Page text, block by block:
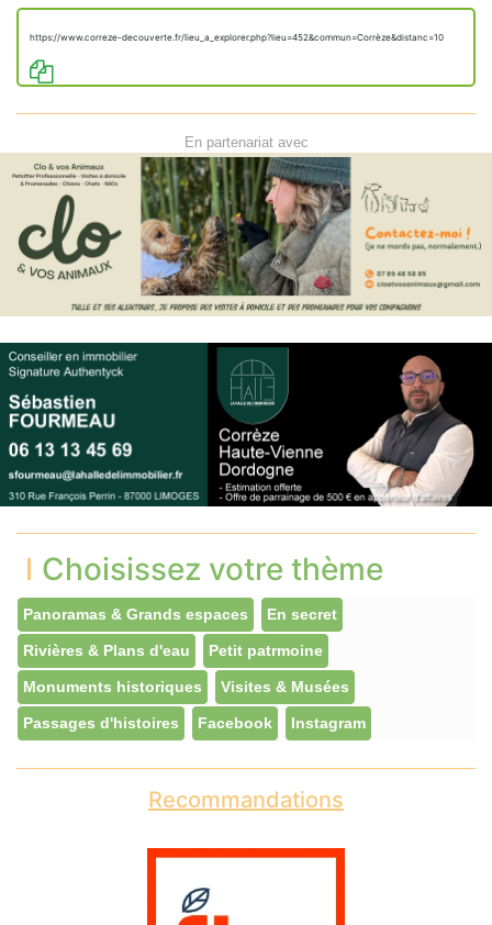
https://www.correze-decouverte.fr/lieu_a_explorer.php?lieu=452&commun=Corrèze&distanc=10
En partenariat avec
Choisissez votre thème
Panoramas & Grands espaces En secret
Rivières & Plans d'eau Petit patrmoine
Monuments historiques Visites & Musées
Passages d'histoires Facebook Instagram
Recommandations